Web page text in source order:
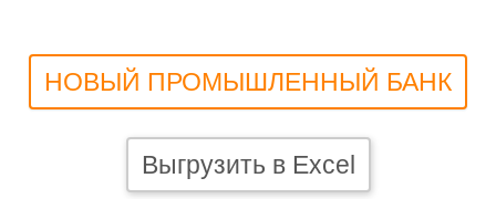
НОВЫЙ ПРОМЫШЛЕННЫЙ БАНК
Выгрузить в Excel